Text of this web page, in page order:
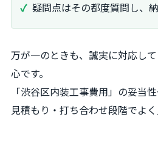
疑問点はその都度質問し、
万が一のときも、誠実に対応し
心です。
「渋谷区内装工事費用」の妥当
見積もり・打ち合わせ段階でよく